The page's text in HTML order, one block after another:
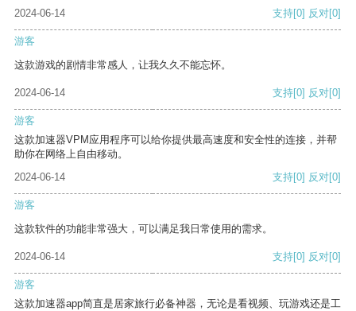
2024-06-14 支持[0] 反对[0]
游客
这款游戏的剧情非常感人，让我久久不能忘怀。
2024-06-14 支持[0] 反对[0]
游客
这款加速器VPM应用程序可以给你提供最高速度和安全性的连接，并帮
助你在网络上自由移动。
2024-06-14
支持[0] 反对[0]
游客
这款软件的功能非常强大，可以满足我日常使用的需求。
2024-06-14 支持[0] 反对[0]
游客
这款加速器app简直是居家旅行必备神器，无论是看视频、玩游戏还是工